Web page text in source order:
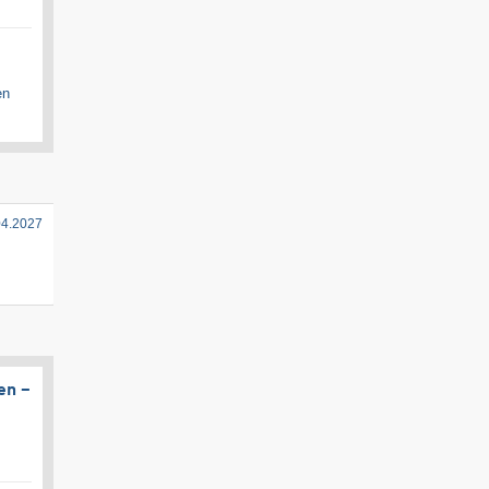
–